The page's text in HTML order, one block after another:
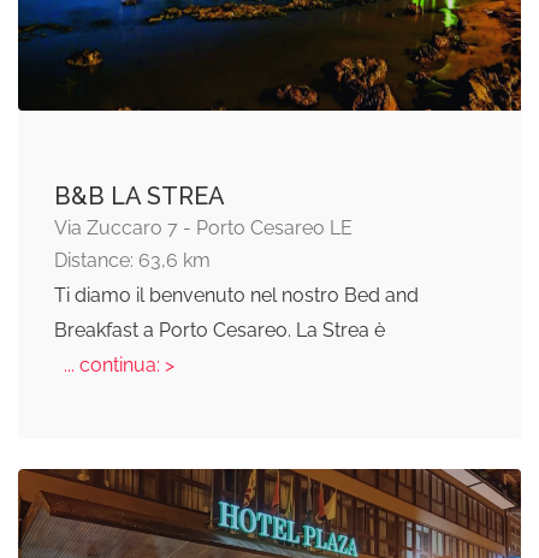
B&B LA STREA
Via Zuccaro 7 - Porto Cesareo LE
Distance: 63,6 km
Ti diamo il benvenuto nel nostro Bed and
Breakfast a Porto Cesareo. La Strea è
... continua: >